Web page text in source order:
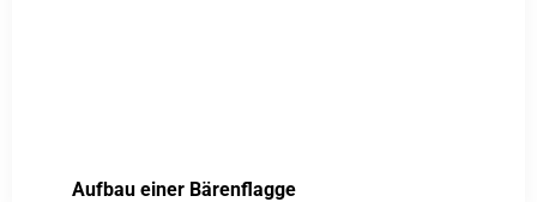
Aufbau einer Bärenflagge